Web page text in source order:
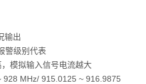
输出
警级别代表
拟输入信号电流越大
MHz/ 915.0125 ~ 916.9875